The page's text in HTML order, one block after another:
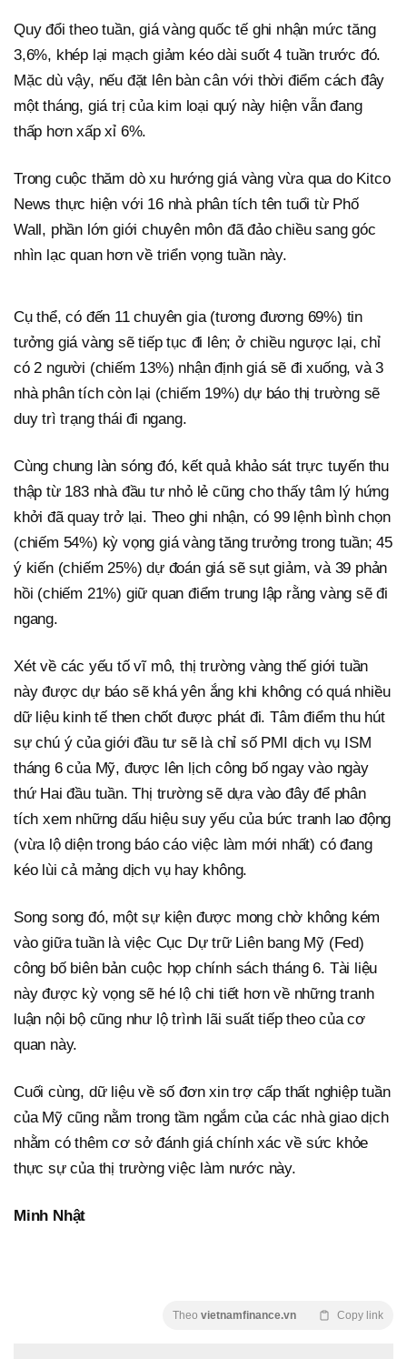
Quy đổi theo tuần, giá vàng quốc tế ghi nhận mức tăng
3,6%, khép lại mạch giảm kéo dài suốt 4 tuần trước đó.
Mặc dù vậy, nếu đặt lên bàn cân với thời điểm cách đây
một tháng, giá trị của kim loại quý này hiện vẫn đang
thấp hơn xấp xỉ 6%.
Trong cuộc thăm dò xu hướng giá vàng vừa qua do Kitco
News thực hiện với 16 nhà phân tích tên tuổi từ Phố
Wall, phần lớn giới chuyên môn đã đảo chiều sang góc
nhìn lạc quan hơn về triển vọng tuần này.
Cụ thể, có đến 11 chuyên gia (tương đương 69%) tin
tưởng giá vàng sẽ tiếp tục đi lên; ở chiều ngược lại, chỉ
có 2 người (chiếm 13%) nhận định giá sẽ đi xuống, và 3
nhà phân tích còn lại (chiếm 19%) dự báo thị trường sẽ
duy trì trạng thái đi ngang.
Cùng chung làn sóng đó, kết quả khảo sát trực tuyến thu
thập từ 183 nhà đầu tư nhỏ lẻ cũng cho thấy tâm lý hứng
khởi đã quay trở lại. Theo ghi nhận, có 99 lệnh bình chọn
(chiếm 54%) kỳ vọng giá vàng tăng trưởng trong tuần; 45
ý kiến (chiếm 25%) dự đoán giá sẽ sụt giảm, và 39 phản
hồi (chiếm 21%) giữ quan điểm trung lập rằng vàng sẽ đi
ngang.
Xét về các yếu tố vĩ mô, thị trường vàng thế giới tuần
này được dự báo sẽ khá yên ắng khi không có quá nhiều
dữ liệu kinh tế then chốt được phát đi. Tâm điểm thu hút
sự chú ý của giới đầu tư sẽ là chỉ số PMI dịch vụ ISM
tháng 6 của Mỹ, được lên lịch công bố ngay vào ngày
thứ Hai đầu tuần. Thị trường sẽ dựa vào đây để phân
tích xem những dấu hiệu suy yếu của bức tranh lao động
(vừa lộ diện trong báo cáo việc làm mới nhất) có đang
kéo lùi cả mảng dịch vụ hay không.
Song song đó, một sự kiện được mong chờ không kém
vào giữa tuần là việc Cục Dự trữ Liên bang Mỹ (Fed)
công bố biên bản cuộc họp chính sách tháng 6. Tài liệu
này được kỳ vọng sẽ hé lộ chi tiết hơn về những tranh
luận nội bộ cũng như lộ trình lãi suất tiếp theo của cơ
quan này.
Cuối cùng, dữ liệu về số đơn xin trợ cấp thất nghiệp tuần
của Mỹ cũng nằm trong tầm ngắm của các nhà giao dịch
nhằm có thêm cơ sở đánh giá chính xác về sức khỏe
thực sự của thị trường việc làm nước này.
Minh Nhật
Theo vietnamfinance.vn Copy link